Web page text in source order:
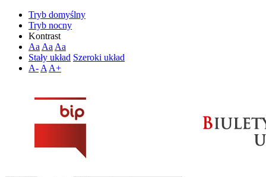
Tryb domyślny
Tryb nocny
Kontrast
Aa Aa Aa
Stały układ Szeroki układ
A- A A+